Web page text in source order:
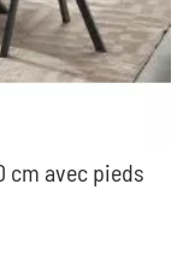
cm avec pieds